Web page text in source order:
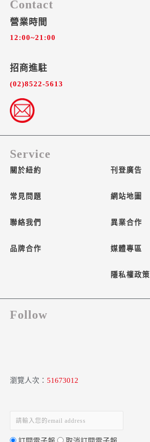
Contact
營業時間
12:00~21:00
招商進駐​
(02)8522-5613
Service
關於紐約
常見問題
聯絡我們
品牌合作
刊登廣告
網站地圖
異業合作
媒體專區
隱私權政策
Follow
瀏覽人次： 51673012